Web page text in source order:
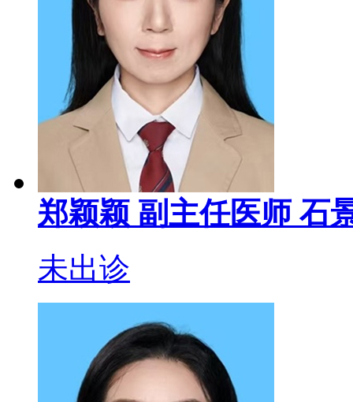
郑颖颖 副主任医师 石
未出诊